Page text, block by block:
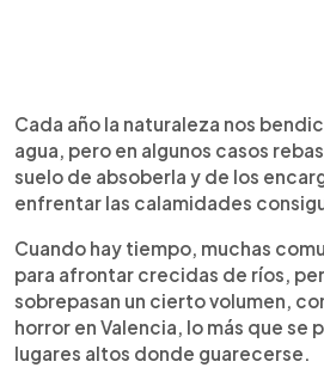
Cada año la naturaleza nos
agua, pero en algunos casos
suelo de absoberla y de los
enfrentar las calamidades
Cuando hay tiempo, muchas
para afrontar crecidas de ríos,
sobrepasan un cierto volumen,
horror en Valencia, lo más que se
lugares altos donde guarecerse.